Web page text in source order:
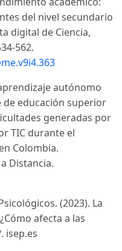
del nivel secundario
digital de Ciencia,
562.
autónomo
educación superior
generadas por
TIC durante el
Colombia.
Distancia.
(2023). La
afecta a las
isep.es